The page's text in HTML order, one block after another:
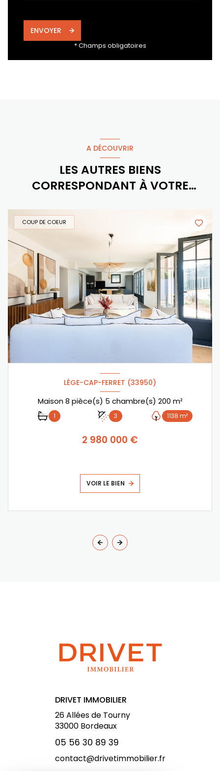
ENVOYER
* Champs obligatoires
A DÉCOUVRIR
LES AUTRES BIENS
CORRESPONDANT À VOTRE
COUP DE COEUR
LÈGE-CAP-FERRET (33950)
Maison 8 pièce(s) 5 chambre(s) 200 m²
1 3 1138 m²
2 980 000 €
VOIR LE BIEN
DRIVET IMMOBILIER
26 Allées de Tourny
33000 Bordeaux
05 56 30 89 39
contact@drivetimmobilier.fr